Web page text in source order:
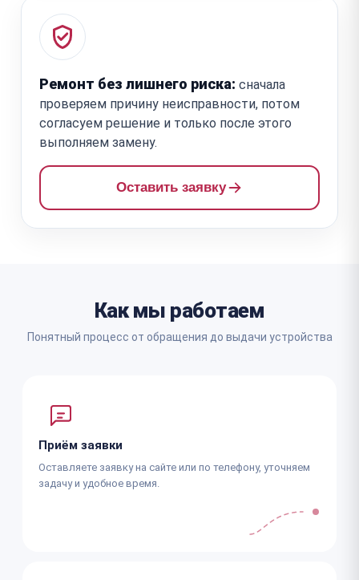
Ремонт без лишнего риска: сначала
проверяем причину неисправности, потом
согласуем решение и только после этого
выполняем замену.
Оставить заявку
Как мы работаем
Понятный процесс от обращения до выдачи устройства
Приём заявки
Оставляете заявку на сайте или по телефону, уточняем
задачу и удобное время.